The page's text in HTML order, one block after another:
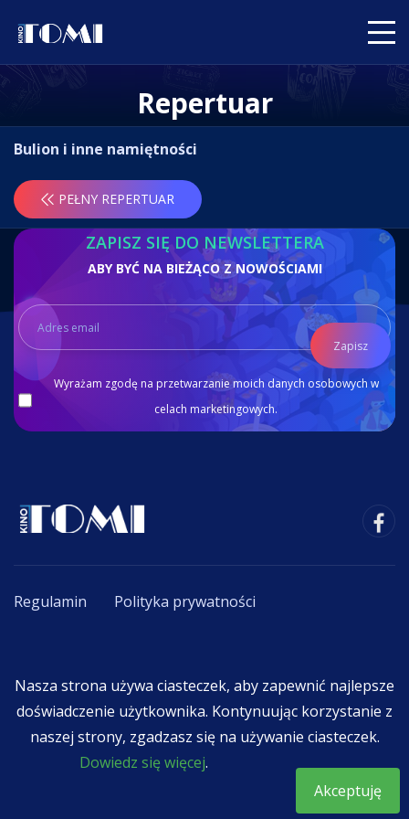
Nasza strona używa ciasteczek, aby zapewnić najlepsze
doświadczenie użytkownika. Kontynuując korzystanie z
naszej strony, zgadzasz się na używanie ciasteczek.
Dowiedz się więcej.
Akceptuję
Repertuar
PEŁNY REPERTUAR
Bulion i inne namiętności
ZAPISZ SIĘ DO NEWSLETTERA
ABY BYĆ NA BIEŻĄCO Z NOWOŚCIAMI
Zapisz
Wyrażam zgodę na przetwarzanie moich danych osobowych w
celach marketingowych.
Regulamin Polityka prywatności
F.K.R. TOMI Tomasz Chmielewski .